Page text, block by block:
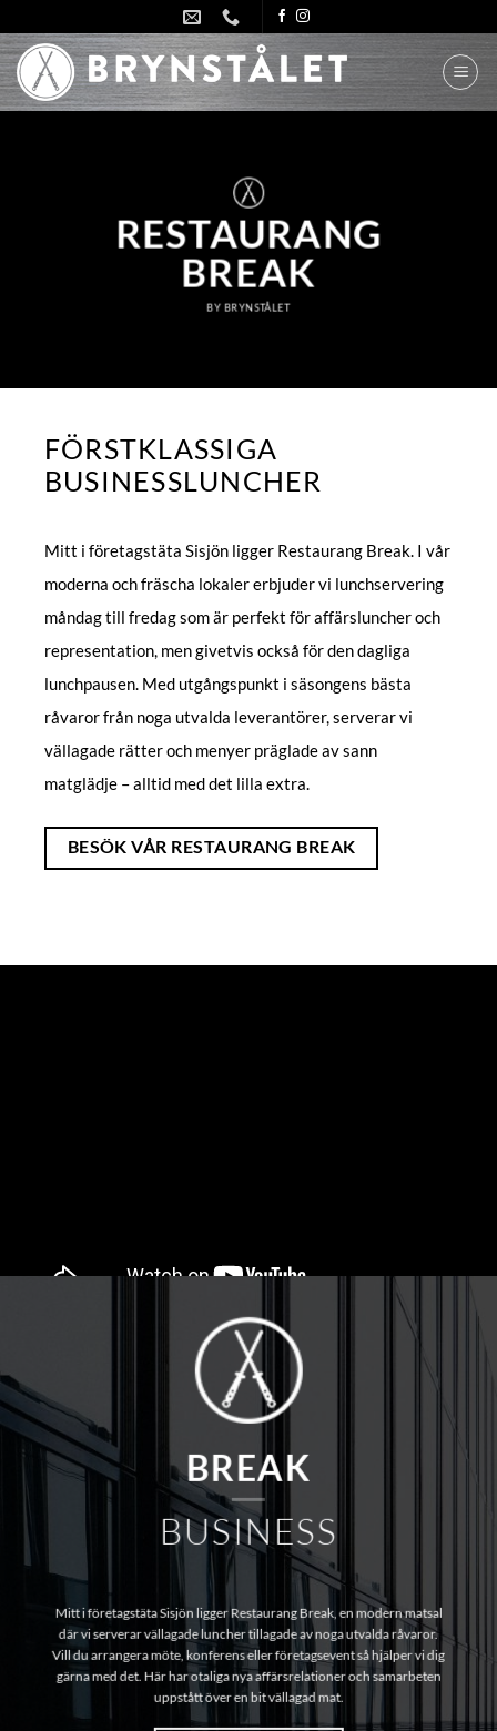
to
content
RESTAURANG
BREAK
BY BRYNSTÅLET
FÖRSTKLASSIGA
BUSINESSLUNCHER
Mitt i företagstäta Sisjön ligger Restaurang Break. I vår
moderna och fräscha lokaler erbjuder vi lunchservering
måndag till fredag som är perfekt för affärsluncher och
representation, men givetvis också för den dagliga
lunchpausen. Med utgångspunkt i säsongens bästa
råvaror från noga utvalda leverantörer, serverar vi
vällagade rätter och menyer präglade av sann
matglädje – alltid med det lilla extra.
BESÖK VÅR RESTAURANG BREAK
BREAK
BUSINESS
Mitt i företagstäta Sisjön ligger Restaurang Break, en modern matsal
där vi serverar vällagade luncher tillagade av noga utvalda råvaror.
Vill du arrangera möte, konferens eller företagsevent så hjälper vi dig
gärna med det. Här har otaliga nya affärsrelationer och samarbeten
uppstått över en bit vällagad mat.